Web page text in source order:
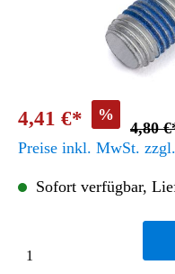
4,41 €* %
4,80
Preise inkl. MwSt.
Sofort verfügbar,